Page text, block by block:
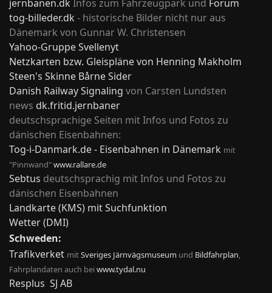
jernbanen.dk Infos zum Fahrzeugpark und Forum
tog-billeder.dk - historische Bilder nicht nur aus
Dänemark von Gunnar W. Christensen
Yahoo-Gruppe Svellenyt
Netzkarten bzw. Gleispläne von Henning Makholm
Steen's Skinne Bårne Sider
Danish Railway Signaling von Carsten Lundsten
news dk.fritid.jernbaner
deutschsprachige Seiten mit Infos und Fotos zu
dänischen Eisenbahnen:
Tog-i-Danmark.de - Eisenbahnen in Dänemark mit
"Pinnwand"www.rallare.de
Sebtus deutschsprachig mit Infos und Fotos zu
dänischen Eisenbahnen
Landkarte (KMS) mit Suchfunktion
Wetter (DMI)
Schweden:
Trafikverket mitSveriges Järnvägsmuseum und Bildfahrplan,
Fahrplandaten auch beiwww.tydal.nu
Resplus SJ AB